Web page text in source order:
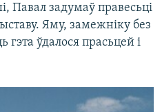
Павал задумаў правесьці
Яму, замежніку без
гэта ўдалося прасьцей і